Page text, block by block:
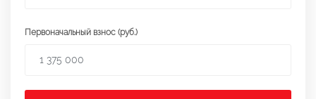
Первоначальный взнос (руб.)